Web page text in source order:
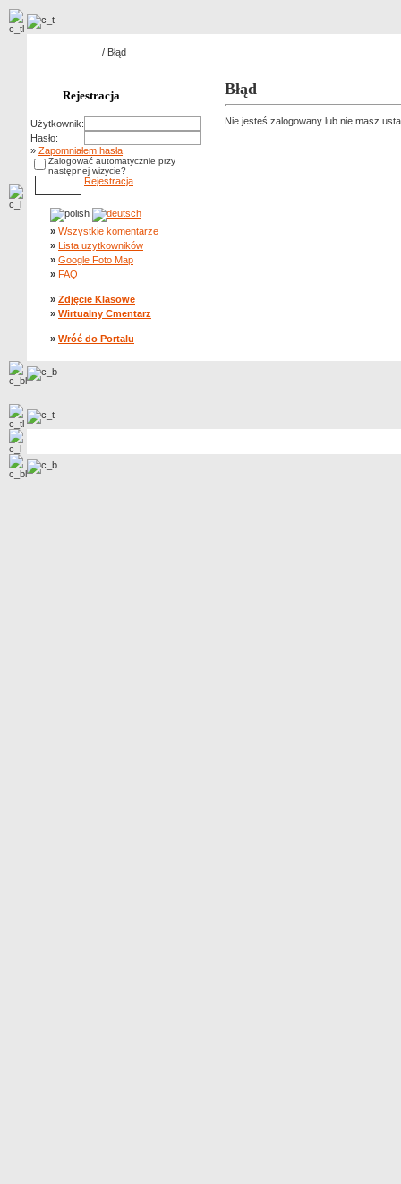
/ Błąd
Rejestracja
Użytkownik:
Hasło:
» Zapomniałem hasła
Zalogować automatycznie przy
następnej wizycie?
Rejestracja
» Wszystkie komentarze
» Lista uzytkowników
» Google Foto Map
» FAQ
» Zdjęcie Klasowe
» Wirtualny Cmentarz
» Wróć do Portalu
Błąd
Nie jesteś zalogowany lub nie masz